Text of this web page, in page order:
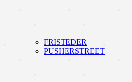
FRISTEDER
PUSHERSTREET